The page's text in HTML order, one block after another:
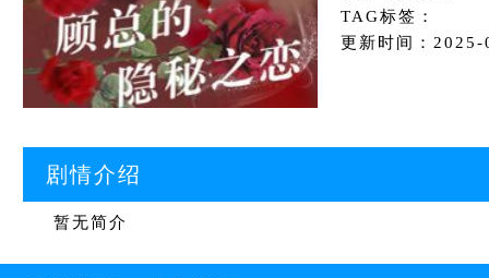
TAG标签：
更新时间：
剧情介绍
暂无简介